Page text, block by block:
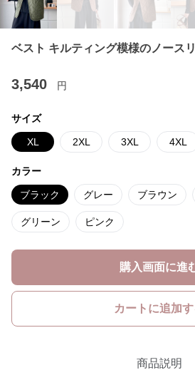
ベスト キルティング模様のノース
3,540 円
サイズ
XL 2XL 3XL 4XL
カラー
ブラック グレー ブラウン
グリーン ピンク
購入画面に進
カートに追加
商品説明